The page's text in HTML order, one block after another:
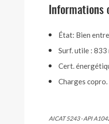
Informations
État: Bien
Surf. utile : 833
Cert.
Charges
AICAT 5243 · API